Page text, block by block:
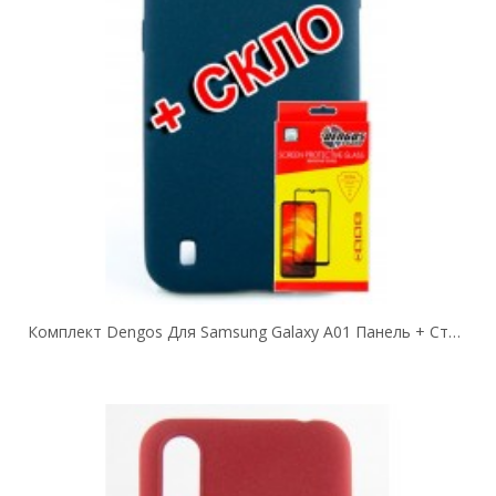
Комплект Dengos Для Samsung Galaxy A01 Панель + Стекло Защитное Carbon (Blue)...